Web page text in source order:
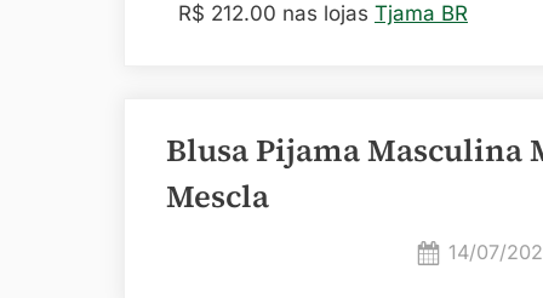
R$ 212.00 nas lojas Tjama BR
Blusa Pijama Masculina
Mescla
Posted
14/07/